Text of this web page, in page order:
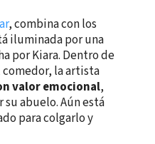
, combina con los
iluminada por una
por Kiara. Dentro de
la artista
valor emocional,
abuelo. Aún está
para colgarlo y